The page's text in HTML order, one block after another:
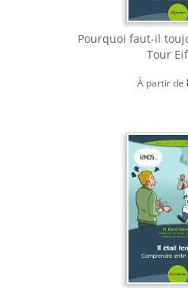
Pourquoi faut-il
Tour
À partir de